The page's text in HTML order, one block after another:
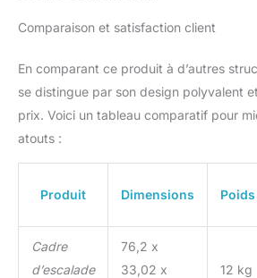
Conçue
et du
offre un
design
créativité,
Comparaison et satisfaction client
En comparant ce produit à d’autres
se distingue par son design polyvalent
prix. Voici un tableau comparatif pour
atouts :
Produit Dimensions Poids
Cadre
d’escalade
76,2 x
33,02 x
12 kg